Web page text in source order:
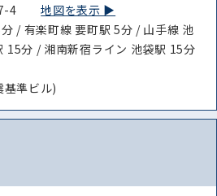
町7-4地図を表示 ▶︎
/ 有楽町線 要町駅 5分 / 山手線 池
15分 / 湘南新宿ライン 池袋駅 15分
準ビル)